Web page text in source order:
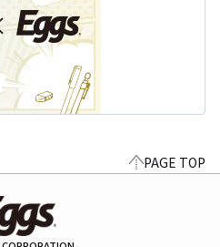
PAGE TOP